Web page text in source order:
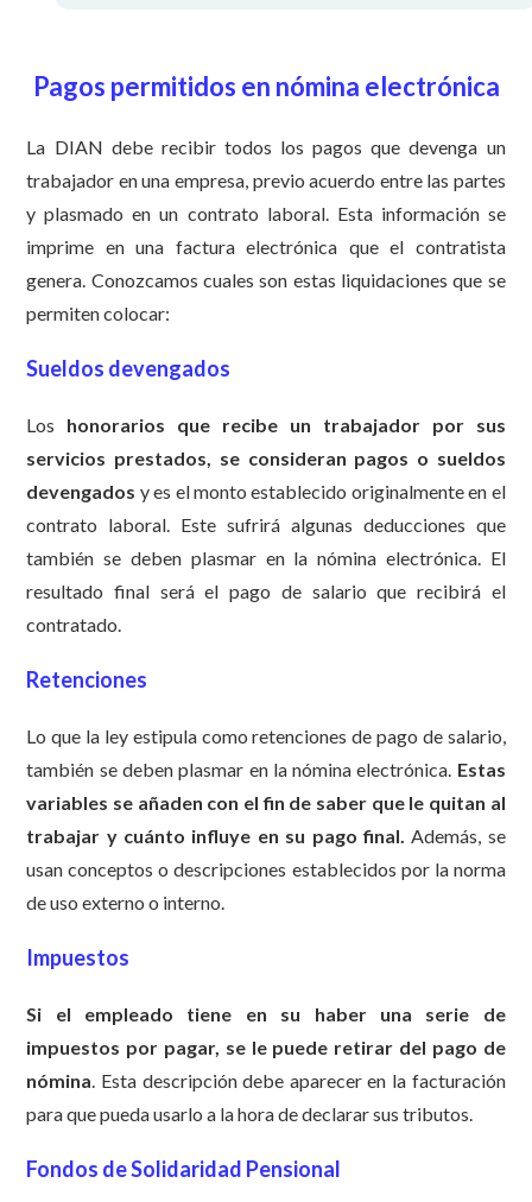
Pagos permitidos en nómina electrónica
La DIAN debe recibir todos los pagos que devenga un
trabajador en una empresa, previo acuerdo entre las partes
y plasmado en un contrato laboral. Esta información se
imprime en una factura electrónica que el contratista
genera. Conozcamos cuales son estas liquidaciones que se
permiten colocar:
Sueldos devengados
Los honorarios que recibe un trabajador por sus
servicios prestados, se consideran pagos o sueldos
devengados y es el monto establecido originalmente en el
contrato laboral. Este sufrirá algunas deducciones que
también se deben plasmar en la nómina electrónica. El
resultado final será el pago de salario que recibirá el
contratado.
Retenciones
Lo que la ley estipula como retenciones de pago de salario,
también se deben plasmar en la nómina electrónica. Estas
variables se añaden con el fin de saber que le quitan al
trabajar y cuánto influye en su pago final. Además, se
usan conceptos o descripciones establecidos por la norma
de uso externo o interno.
Impuestos
Si el empleado tiene en su haber una serie de
impuestos por pagar, se le puede retirar del pago de
nómina. Esta descripción debe aparecer en la facturación
para que pueda usarlo a la hora de declarar sus tributos.
Fondos de Solidaridad Pensional